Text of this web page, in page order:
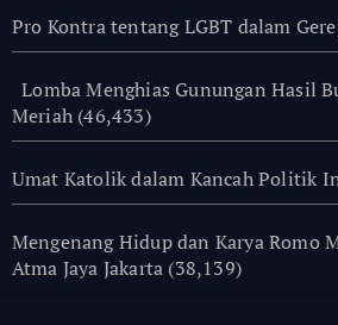
Pro Kontra tentang LGBT dalam
Lomba Menghias Gunungan Hasil
Meriah (46,433)
Umat Katolik dalam Kancah Politik
Mengenang Hidup dan Karya Romo
Atma Jaya Jakarta (38,139)